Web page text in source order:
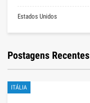
Estados Unidos
Postagens Recentes
ITÁLIA